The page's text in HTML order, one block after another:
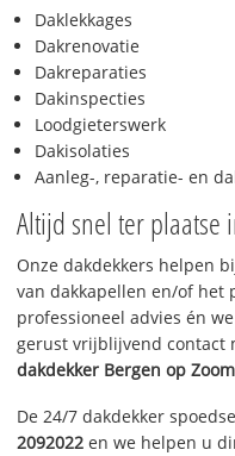
Daklekkages
Dakrenovatie
Dakreparaties
Dakinspecties
Loodgieterswerk
Dakisolaties
Aanleg-, reparatie- en
Altijd snel ter plaatse
Onze dakdekkers helpen
van dakkapellen en/of het
professioneel advies én
gerust vrijblijvend contact
dakdekker Bergen op Zoom
De 24/7 dakdekker
2092022 en we helpen u